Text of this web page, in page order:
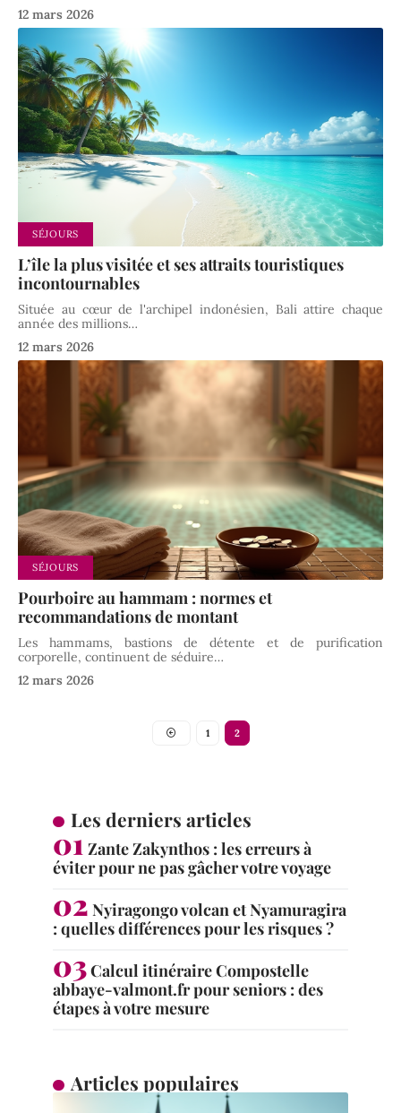
12 mars 2026
SÉJOURS
L’île la plus visitée et ses attraits touristiques
incontournables
Située au cœur de l'archipel indonésien, Bali attire chaque
année des millions…
12 mars 2026
SÉJOURS
Pourboire au hammam : normes et
recommandations de montant
Les hammams, bastions de détente et de purification
corporelle, continuent de séduire…
12 mars 2026
1 2
Les derniers articles
Zante Zakynthos : les erreurs à
éviter pour ne pas gâcher votre voyage
Nyiragongo volcan et Nyamuragira
: quelles différences pour les risques ?
Calcul itinéraire Compostelle
abbaye-valmont.fr pour seniors : des
étapes à votre mesure
Articles populaires